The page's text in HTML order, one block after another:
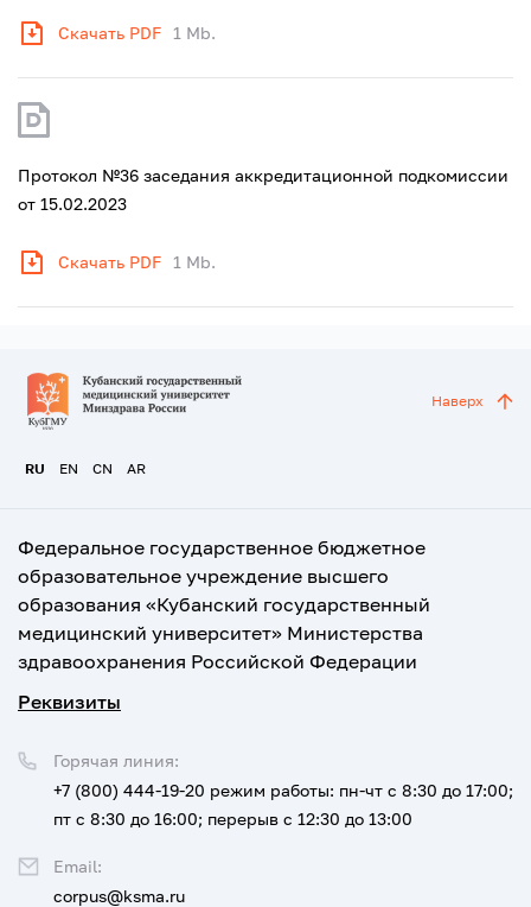
Скачать PDF 1 Mb.
Протокол №36 заседания аккредитационной подкомиссии
от 15.02.2023
Скачать PDF 1 Mb.
RU EN CN AR
Наверх
Федеральное государственное бюджетное
образовательное учреждение высшего
образования «Кубанский государственный
медицинский университет» Министерства
здравоохранения Российской Федерации
Реквизиты
Горячая линия:
+7 (800) 444-19-20 режим работы: пн-чт с 8:30 до 17:00;
пт с 8:30 до 16:00; перерыв с 12:30 до 13:00
Email:
corpus@ksma.ru